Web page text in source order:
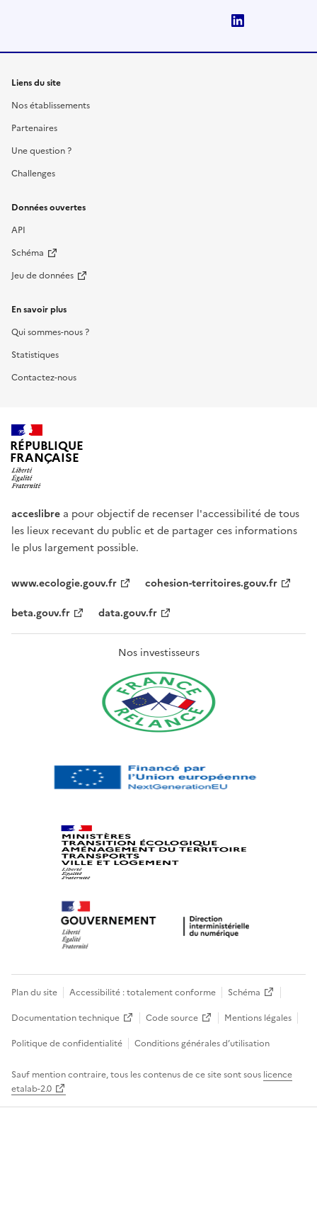
Liens du site
Nos établissements
Partenaires
Une question ?
Challenges
Données ouvertes
API
Schéma
Jeu de données
En savoir plus
Qui sommes-nous ?
Statistiques
Contactez-nous
RÉPUBLIQUE
FRANÇAISE
acceslibre a pour objectif de recenser l'accessibilité de tous
les lieux recevant du public et de partager ces informations
le plus largement possible.
www.ecologie.gouv.fr
cohesion-territoires.gouv.fr
beta.gouv.fr
data.gouv.fr
Nos investisseurs
Plan du site Accessibilité : totalement conforme
Schéma
Documentation technique
Code source
Mentions légales
Politique de confidentialité
Conditions générales d’utilisation
Sauf mention contraire, tous les contenus de ce site sont sous licence
etalab-2.0